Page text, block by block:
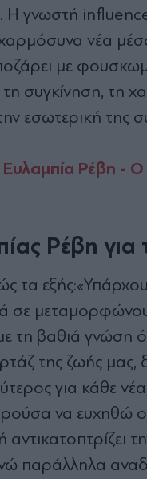
Η γνωστή
νέα
με
συγκίνηση, τη
εσωτερική της
Ρέβη - Ο
Ρέβη για
τα εξής:
σε
τη βαθιά γνώση
της ζωής μας,
για κάθε
να ευχηθώ
παράλληλα